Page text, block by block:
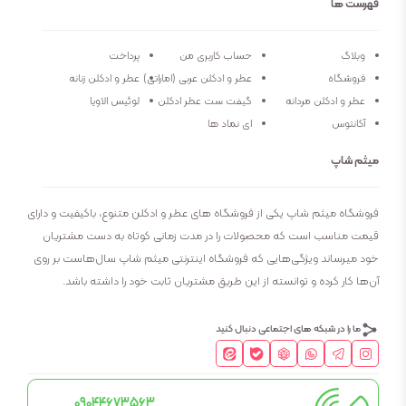
فصل فصول معتدل و سرد
ماندگاری بسیار طولانی مدت
فهرست ها
وبلاگ حساب کاربری من
پرداخت
فروشگاه
عطر و ادکلن عربی (اماراتی) عطر و ادکلن زنانه
عطر و ادکلن مردانه
گیفت ست عطر ادکلن
لوئیس الاویا
آکانتوس
ای نماد ها
میثم شاپ
فروشگاه میثم شاپ یکی از فروشگاه های عطر و ادکلن متنوع، باکیفیت و دارای
قیمت مناسب است که محصولات را در مدت زمانی کوتاه به دست مشتریان
خود میرساند ویژگی‌هایی که فروشگاه اینترنتی میثم شاپ سال‌هاست بر روی
آن‌ها کار کرده و توانسته از این طریق مشتریان ثابت خود را داشته باشد.
ما را در شبکه های اجتماعی دنبال کنید